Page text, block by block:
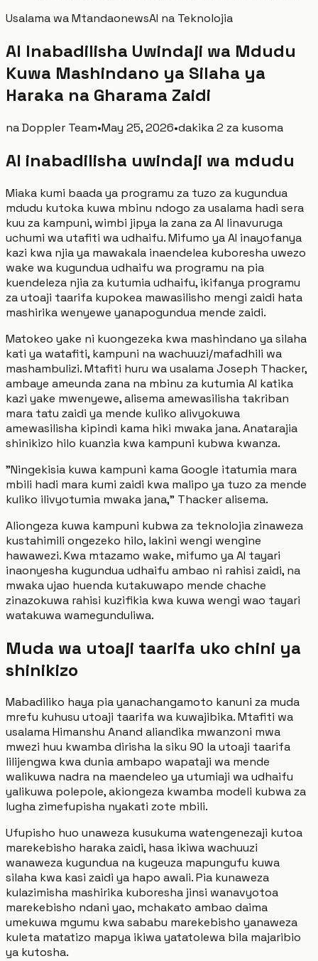
Usalama wa MtandaonewsAI na Teknolojia
AI Inabadilisha Uwindaji wa Mdudu
Kuwa Mashindano ya Silaha ya
Haraka na Gharama Zaidi
naDoppler Team•May 25, 2026•dakika 2 za kusoma
AI inabadilisha uwindaji wa mdudu
Miaka kumi baada ya programu za tuzo za kugundua
mdudu kutoka kuwa mbinu ndogo za usalama hadi sera
kuu za kampuni, wimbi jipya la zana za AI linavuruga
uchumi wa utafiti wa udhaifu. Mifumo ya AI inayofanya
kazi kwa njia ya mawakala inaendelea kuboresha uwezo
wake wa kugundua udhaifu wa programu na pia
kuendeleza njia za kutumia udhaifu, ikifanya programu
za utoaji taarifa kupokea mawasilisho mengi zaidi hata
mashirika wenyewe yanapogundua mende zaidi.
Matokeo yake ni kuongezeka kwa mashindano ya silaha
kati ya watafiti, kampuni na wachuuzi/mafadhili wa
mashambulizi. Mtafiti huru wa usalama Joseph Thacker,
ambaye ameunda zana na mbinu za kutumia AI katika
kazi yake mwenyewe, alisema amewasilisha takriban
mara tatu zaidi ya mende kuliko alivyokuwa
amewasilisha kipindi kama hiki mwaka jana. Anatarajia
shinikizo hilo kuanzia kwa kampuni kubwa kwanza.
"Ningekisia kuwa kampuni kama Google itatumia mara
mbili hadi mara kumi zaidi kwa malipo ya tuzo za mende
kuliko ilivyotumia mwaka jana," Thacker alisema.
Aliongeza kuwa kampuni kubwa za teknolojia zinaweza
kustahimili ongezeko hilo, lakini wengi wengine
hawawezi. Kwa mtazamo wake, mifumo ya AI tayari
inaonyesha kugundua udhaifu ambao ni rahisi zaidi, na
mwaka ujao huenda kutakuwapo mende chache
zinazokuwa rahisi kuzifikia kwa kuwa wengi wao tayari
watakuwa wamegunduliwa.
Muda wa utoaji taarifa uko chini ya
shinikizo
Mabadiliko haya pia yanachangamoto kanuni za muda
mrefu kuhusu utoaji taarifa wa kuwajibika. Mtafiti wa
usalama Himanshu Anand aliandika mwanzoni mwa
mwezi huu kwamba dirisha la siku 90 la utoaji taarifa
lilijengwa kwa dunia ambapo wapataji wa mende
walikuwa nadra na maendeleo ya utumiaji wa udhaifu
yalikuwa polepole, akiongeza kwamba modeli kubwa za
lugha zimefupisha nyakati zote mbili.
Ufupisho huo unaweza kusukuma watengenezaji kutoa
marekebisho haraka zaidi, hasa ikiwa wachuuzi
wanaweza kugundua na kugeuza mapungufu kuwa
silaha kwa kasi zaidi ya hapo awali. Pia kunaweza
kulazimisha mashirika kuboresha jinsi wanavyotoa
marekebisho ndani yao, mchakato ambao daima
umekuwa mgumu kwa sababu marekebisho yanaweza
kuleta matatizo mapya ikiwa yatatolewa bila majaribio
ya kutosha.